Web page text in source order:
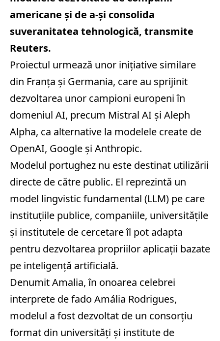
americane şi de a-şi consolida
suveranitatea tehnologică, transmite
Reuters.
Proiectul urmează unor iniţiative similare
din Franţa şi Germania, care au sprijinit
dezvoltarea unor campioni europeni în
domeniul AI, precum Mistral AI şi Aleph
Alpha, ca alternative la modelele create de
OpenAI, Google şi Anthropic.
Modelul portughez nu este destinat utilizării
directe de către public. El reprezintă un
model lingvistic fundamental (LLM) pe care
instituţiile publice, companiile, universităţile
şi institutele de cercetare îl pot adapta
pentru dezvoltarea propriilor aplicaţii bazate
pe inteligenţă artificială.
Denumit Amalia, în onoarea celebrei
interprete de fado Amália Rodrigues,
modelul a fost dezvoltat de un consorţiu
format din universităţi şi institute de